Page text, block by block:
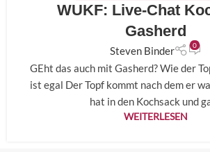
WUKF: Live-Chat
Gasherd
Steven Binder 0
GEht das auch mit Gasherd? Wie der
ist egal Der Topf kommt nach dem er
hat in den Kochsack und
WEITERLESEN